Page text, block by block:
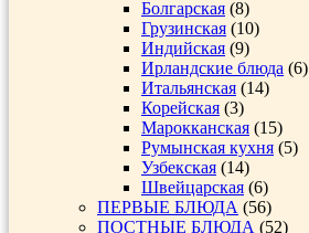
Болгарская (8)
Грузинская (10)
Индийская (9)
Ирландские блюда (6)
Итальянская (14)
Корейская (3)
Марокканская (15)
Румынская кухня (5)
Узбекская (14)
Швейцарская (6)
ПЕРВЫЕ БЛЮДА (56)
ПОСТНЫЕ БЛЮДА (52)